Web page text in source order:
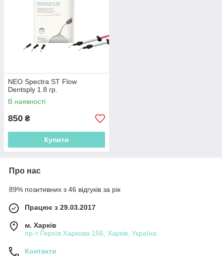
NEO Spectra ST Flow
Dentsply 1.8 гр.
В наявності
850 ₴
Купити
Про нас
89% позитивних з 46 відгуків за рік
Працює з 29.03.2017
м. Харків
пр-т Героїв Харкова 156, Харків, Україна
Контакти